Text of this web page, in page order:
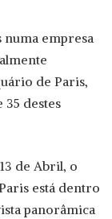
numa empresa
de Paris,
destes
de Abril, o
está dentro
panorâmica